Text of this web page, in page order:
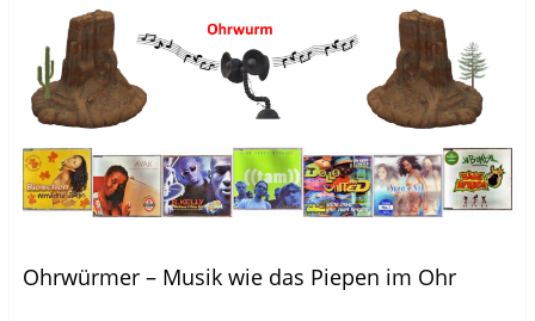
Ohrwürmer – Musik wie das Piepen im Ohr